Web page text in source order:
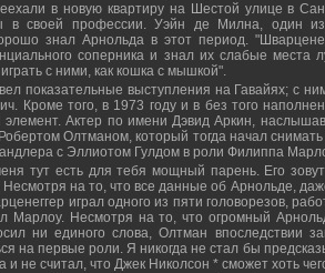
в новую квартиру на Шестой улице в
в своей профессии. Уэйн де Милна, один
знал Арнольда в этот период.
соперника и знал их слабые места
с ними, как кошка с мышкой".
показательные выступления на Гавайях; с
Кроме того, в 1973 году и в без того
Актер по имени Дэвид Аркин,
Олтманом, который тогда начал
с Эллиотом Гулдом в роли Филиппа
тут есть для тебя мощный парень. Его
Несмотря на то, что все данные об Арнольде,
играл одного из пяти головорезов,
Марлоу. Несмотря на то, что огромный
ни единого слова, Олтман впоследствии
на первые роли. Я никогда не стал бы
и не считал, что Джек Николсон * сможет хоть